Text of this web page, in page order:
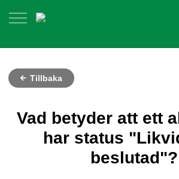
Tillbaka
Vad betyder att ett
har status
beslutad"?